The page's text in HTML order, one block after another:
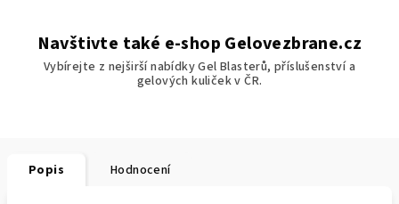
Navštivte také e-shop Gelovezbrane.cz
Vybírejte z nejširší nabídky Gel Blasterů, příslušenství a
gelových kuliček v ČR.
Popis Hodnocení